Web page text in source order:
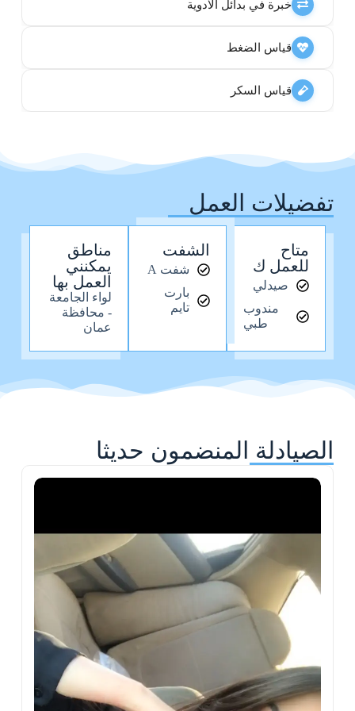
خبرة في بدائل الادوية
قياس الضغط
قياس السكر
تفضيلات العمل
متاح
للعمل ك
صيدلي
مندوب
طبي
الشفت
شفت A
بارت
تايم
مناطق
يمكنني
العمل بها
لواء الجامعة
- محافظة
عمان
الصيادلة المنضمون حديثا